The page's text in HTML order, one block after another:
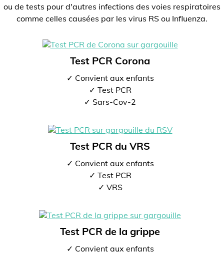
ou de tests pour d'autres infections des voies respiratoires
comme celles causées par les virus RS ou Influenza.
Test PCR Corona
✓ Convient aux enfants
✓ Test PCR
✓ Sars-Cov-2
Test PCR du VRS
✓ Convient aux enfants
✓ Test PCR
✓ VRS
Test PCR de la grippe
✓ Convient aux enfants